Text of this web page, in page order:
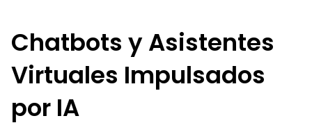
Chatbots y Asistentes
Virtuales Impulsados
por IA